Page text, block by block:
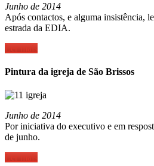
Junho de 2014
Após contactos, e alguma insistência,
estrada da EDIA.
Ler mais
Pintura da igreja de São Brissos
Junho de 2014
Por iniciativa do executivo e em
de junho.
Ler mais